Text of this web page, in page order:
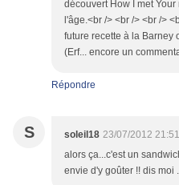
découvert How I met
l'âge.<br /> <br /> <br />
future recette à la Barney
(Erf... encore un
Répondre
S soleil18 23/07/2012 21:51
alors ça...c'est un
envie d'y goûter !! dis moi